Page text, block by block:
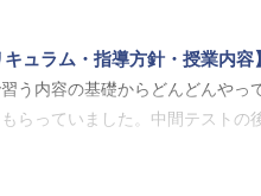
キュラム・指導方針・授業内容】
う内容の基礎からどんどんやっ
らっていました。中間テストの